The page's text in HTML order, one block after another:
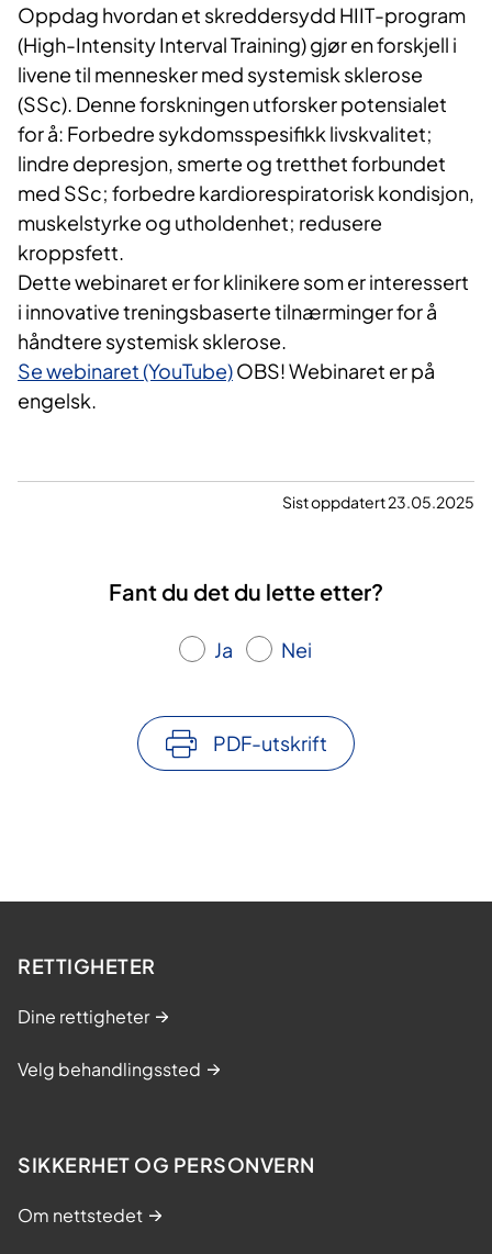
Oppdag hvordan et skreddersydd HIIT-program
(High-Intensity Interval Training) gjør en forskjell i
livene til mennesker med systemisk sklerose
(SSc). Denne forskningen utforsker potensialet
for å: Forbedre sykdomsspesifikk livskvalitet;
lindre depresjon, smerte og tretthet forbundet
med SSc; forbedre kardiorespiratorisk kondisjon,
muskelstyrke og utholdenhet; redusere
kroppsfett.
Dette webinaret er for klinikere som er interessert
i innovative treningsbaserte tilnærminger for å
håndtere systemisk sklerose.
Se webinaret (YouTube)OBS! Webinaret er på
engelsk.
Sist oppdatert 23.05.2025
Fant du det du lette etter?
Ja Nei
PDF-utskrift
RETTIGHETER
Dine rettigheter
Velg behandlingssted
SIKKERHET OG PERSONVERN
Om nettstedet